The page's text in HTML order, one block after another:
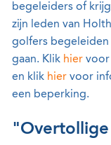
begeleiders of
zijn leden van
golfers begeleiden
gaan. Klik hier voor
en klik hier voor
een beperking.